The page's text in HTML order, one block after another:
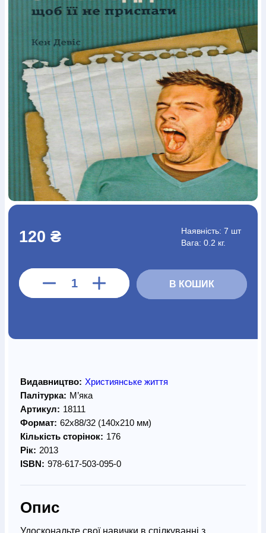
Богослов`яШлюб і сім`яЮдаїзм
Супутні товари
Ручки кулькові ВідеоГалантерея
Закладки для книгФутболкиБрелокиСумкиБіжутерія
БлокнотиЩоденники / щотижневикиВироби з дерева
Вироби з кераміки і глиниВироби з сріблаКартини
Навчальні мапиШкіряні виробиМагнітиМеталеві
виробиМіні-лампи Наклейки Настільні ігриПакети
подарункові
Плакати Пластмасові виробиХустки
Подарункові картки
Розвиваючі ігриРепринтиСвічки
Зошити Фотокартини Чохли на БибліїГоловні убори
Календарі
Канцелярскі товари
Комп`ютерні ігри
ЛистівкиСувенирна продукція ГодинникиПазли
Книга в комплекті
За додатковою інформацією дзвоніть за номером:+38
120 ₴ Наявність: 7 шт
Вага: 0.2 кг.
В КОШИК
Видавництво: Християнське життя
Палітурка: М’яка
Артикул: 18111
Формат: 62х88/32 (140х210 мм)
Кількість сторінок: 176
Рік: 2013
ISBN: 978-617-503-095-0
Опис
Удоскональте свої навички в спілкуванні з